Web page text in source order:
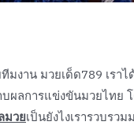
มงาน มวยเด็ด789 เรา
ผลการแข่งขันมวยไทย
มวยเป็นยังไงเรารวบรว